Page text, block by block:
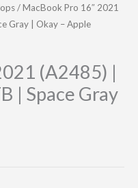
/ MacBook Pro 16″ 2021
Gray | Okay – Apple
(A2485) |
| Space Gray